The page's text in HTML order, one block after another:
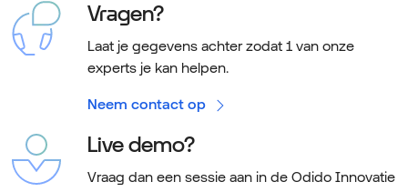
Vragen?
Laat je gegevens achter zodat 1 van onze
experts je kan helpen.
Neem contact op
Live demo?
Vraag dan een sessie aan in de Odido Innovatie